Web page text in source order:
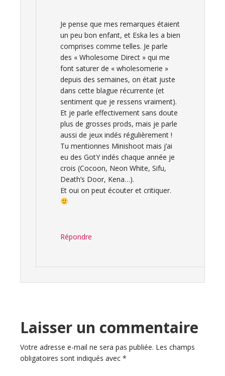
Je pense que mes remarques étaient
un peu bon enfant, et Eska les a bien
comprises comme telles. Je parle
des « Wholesome Direct » qui me
font saturer de « wholesomerie »
depuis des semaines, on était juste
dans cette blague récurrente (et
sentiment que je ressens vraiment).
Et je parle effectivement sans doute
plus de grosses prods, mais je parle
aussi de jeux indés régulièrement !
Tu mentionnes Minishoot mais j’ai
eu des GotY indés chaque année je
crois (Cocoon, Neon White, Sifu,
Death’s Door, Kena…).
Et oui on peut écouter et critiquer.
Répondre
Laisser un commentaire
Votre adresse e-mail ne sera pas publiée. Les champs
obligatoires sont indiqués avec *